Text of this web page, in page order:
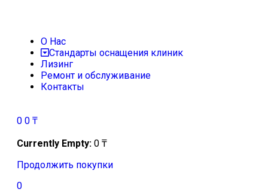
О Нас
Стандарты оснащения клиник
Лизинг
Ремонт и обслуживание
Контакты
0 0 ₸
Currently Empty: 0 ₸
Продолжить покупки
0